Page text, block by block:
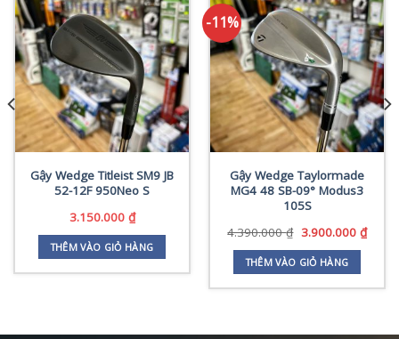
Gậy Wedge Titleist SM9 JB
52-12F 950Neo S
3.150.000 ₫
THÊM VÀO GIỎ HÀNG
-11%
Gậy Wedge Taylormade
MG4 48 SB-09° Modus3
105S
4.390.000₫ Giá
là:
4.390.000 ₫.
3.900.000 ₫Giá
THÊM VÀO GIỎ HÀNG